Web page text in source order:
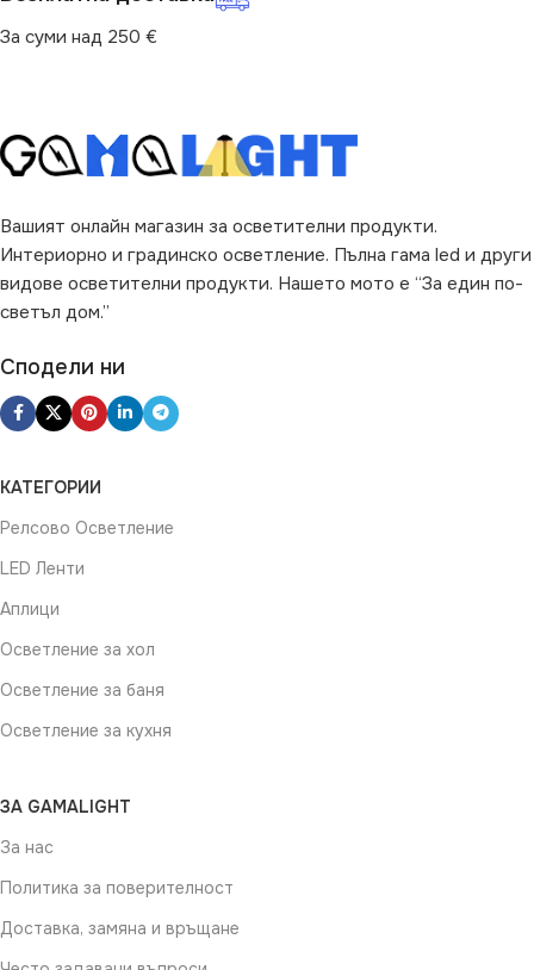
За суми над 250 €
Вашият онлайн магазин за осветителни продукти.
Интериорно и градинско осветление. Пълна гама led и други
видове осветителни продукти. Нашето мото е “За един по-
светъл дом.”
Сподели ни
КАТЕГОРИИ
Релсово Осветление
LED Ленти
Аплици
Осветление за хол
Осветление за баня
Осветление за кухня
ЗА GAMALIGHT
За нас
Политика за поверителност
Доставка, замяна и връщане